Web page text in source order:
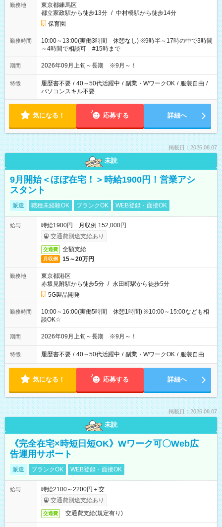
勤務地
東京都練馬区
都立家政駅から徒歩13分 / 中村橋駅から徒歩14分
保育園
勤務時間
10:00～13:00(実働3時間 休憩なし) ※9時半～17時の中で3時間
～4時間で相談可 #15時まで
期間 2026年09月上旬～長期 ※9月～！
特徴 履歴書不要 / 40～50代活躍中 / 副業・WワークOK / 服装自由 /
パソコンスキル不要
気になる！ 応募する 詳細へ
掲載日：2026.08.07
未読
9月開始＜ほぼ在宅！＞時給1900円！営業アシ
スタント
派遣 職種未経験OK ブランクOK WEB登録・面接OK
給与
時給1900円 月収例 152,000円
交通費別途支給あり
交通費 全額支給
月収例 15～20万円
勤務地
東京都港区
赤坂見附駅から徒歩5分 / 永田町駅から徒歩5分
5G製品開発
勤務時間
10:00～16:00(実働5時間 休憩1時間) ※10:00～15:00なども相
談OK☆
期間 2026年09月上旬～長期 ※9月～！
特徴 履歴書不要 / 40～50代活躍中 / 副業・WワークOK / 服装自由
気になる！ 応募する 詳細へ
掲載日：2026.08.07
未読
《完全在宅×時短日短OK》Wワーク可〇Web広
告運用サポート
派遣 ブランクOK WEB登録・面接OK
給与
時給2100～2200円＋交
交通費別途支給あり
交通費 交通費支給(規定有り)